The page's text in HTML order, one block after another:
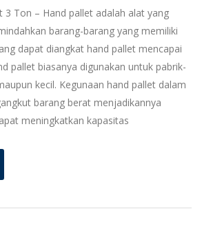
3 Ton – Hand pallet adalah alat yang
barang-barang yang memiliki
dapat diangkat hand pallet mencapai
pallet biasanya digunakan untuk pabrik-
kecil. Kegunaan hand pallet dalam
barang berat menjadikannya
meningkatkan kapasitas